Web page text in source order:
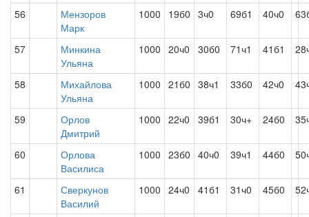
56
Мензоров
Марк
1000 19б0 3ч0 69б1 40ч0
57
Минкина
Ульяна
1000 20ч0 30б0 71ч1 41б1
58
Михайлова
Ульяна
1000 21б0 38ч1 33б0 42ч0
59
Орлов
Дмитрий
1000 22ч0 39б1 30ч+ 24б0
60
Орлова
Василиса
1000 23б0 40ч0 39ч1 44б0
61
Сверкунов
Василий
1000 24ч0 41б1 31ч0 45б0